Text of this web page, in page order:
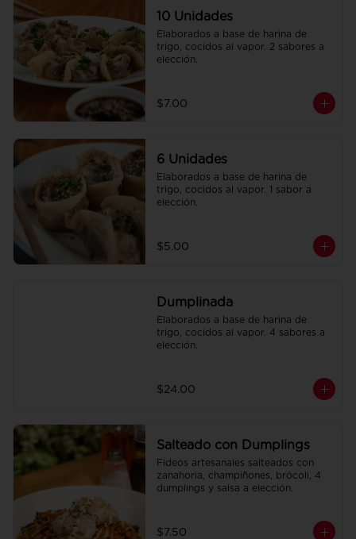
10 Unidades
Elaborados a base de harina de
trigo, cocidos al vapor. 2 sabores a
elección.
$7.00
6 Unidades
Elaborados a base de harina de
trigo, cocidos al vapor. 1 sabor a
elección.
$5.00
Dumplinada
Elaborados a base de harina de
trigo, cocidos al vapor. 4 sabores a
elección.
$24.00
Salteado con Dumplings
Fideos artesanales salteados con
zanahoria, champiñones, brócoli, 4
dumplings y salsa a elección.
$7.50